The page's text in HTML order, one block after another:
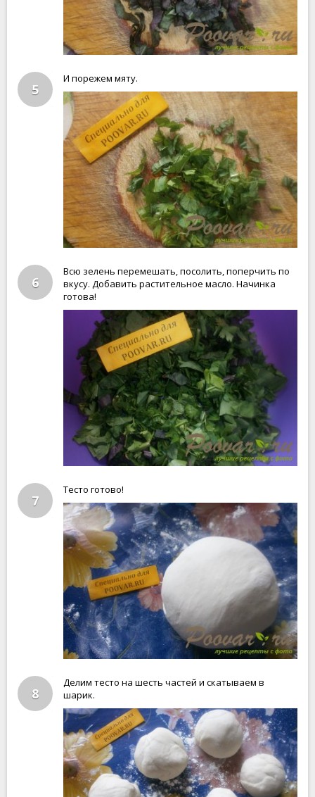
5
И порежем мяту.
6
Всю зелень перемешать, посолить, поперчить по
вкусу. Добавить растительное масло. Начинка
готова!
7
Тесто готово!
8
Делим тесто на шесть частей и скатываем в
шарик.